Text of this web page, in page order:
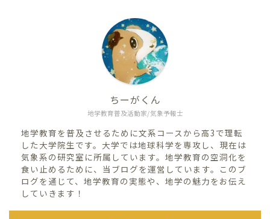
地学教育普及活動家/気象予報士
ちーがくん
地学教育を普及させるために文系コースから高3で理転
した大学院生です。大学では地球科学を専攻し、現在は
気象系の研究室に所属しています。地学教育の空洞化を
食い止めるために、当ブログを運営しています。このブ
ログを通じて、地学教育の実態や、地学の魅力をお伝え
していきます！